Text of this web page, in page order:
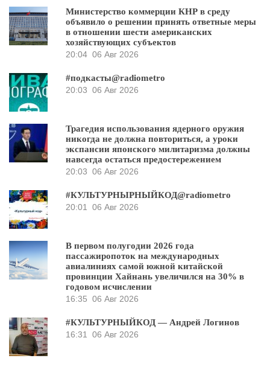
Министерство коммерции КНР в среду
объявило о решении принять ответные меры
в отношении шести американских
хозяйствующих субъектов
20:04 06 Авг 2026
#подкасты@radiometro
20:03 06 Авг 2026
Трагедия использования ядерного оружия
никогда не должна повториться, а уроки
экспансии японского милитаризма должны
навсегда остаться предостережением
20:03 06 Авг 2026
#КУЛЬТУРНЫРНЫЙКОД@radiometro
20:01
06 Авг 2026
В первом полугодии 2026 года
пассажиропоток на международных
авиалиниях самой южной китайской
провинции Хайнань увеличился на 30% в
годовом исчислении
16:35 06 Авг 2026
#КУЛЬТУРНЫЙКОД — Андрей Логинов
16:31
06 Авг 2026